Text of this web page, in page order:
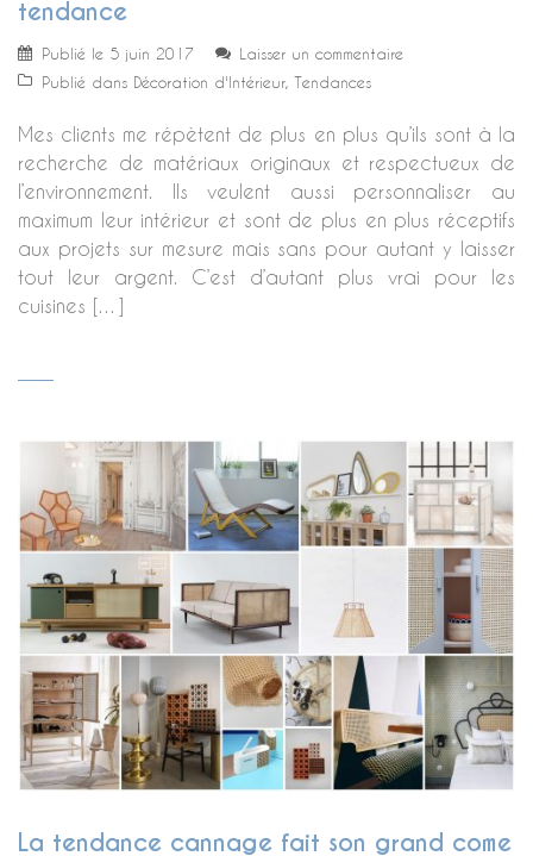
tendance
Publié le 5 juin 2017
Laisser un commentaire
Publié dans Décoration d'Intérieur, Tendances
Mes clients me répètent de plus en plus qu’ils sont à la
recherche de matériaux originaux et respectueux de
l’environnement. Ils veulent aussi personnaliser au
maximum leur intérieur et sont de plus en plus réceptifs
aux projets sur mesure mais sans pour autant y laisser
tout leur argent. C’est d’autant plus vrai pour les
cuisines […]
La tendance cannage fait son grand come